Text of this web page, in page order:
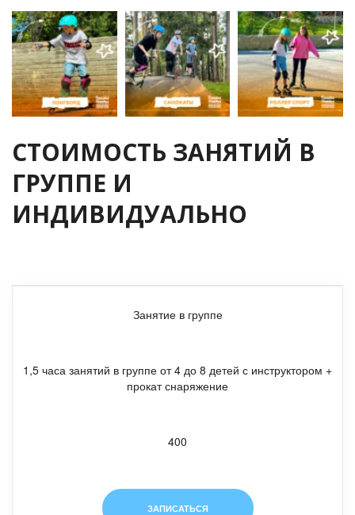
СТОИМОСТЬ ЗАНЯТИЙ В
ГРУППЕ И
ИНДИВИДУАЛЬНО
Занятие в группе
1,5 часа занятий в группе от 4 до 8 детей с инструктором +
прокат снаряжение
400
ЗАПИСАТЬСЯ